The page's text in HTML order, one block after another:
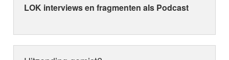
LOK interviews en fragmenten als Podcast